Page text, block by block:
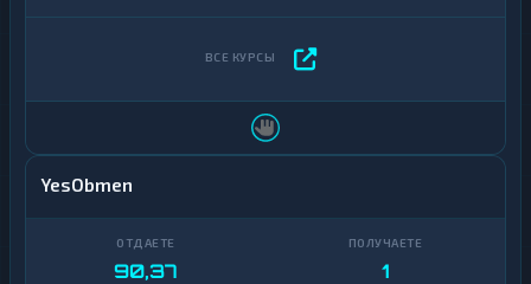
YesObmen
90,37 1